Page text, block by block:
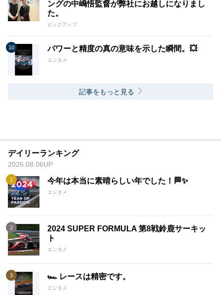
ングの中嶋悟監督が弊社にお越しになりまし
た。
ピックアップ
パワーと精度の真の意味を示した瞬間。💥
エンタメ
記事をもっと見る
デイリーランキング
2026.08.06UP
今年は本当に素晴らしい年でした！🏁✨
エンタメ
2024 SUPER FORMULA 第8戦鈴鹿サーキッ
ト
エンタメ
🏎️ レースは精密です。
エンタメ